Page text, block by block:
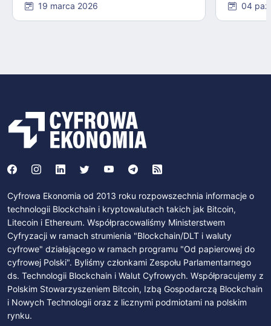
19 marca 2026 04
Cyfrowa Ekonomia od 2013 roku rozpowszechnia informacje o
technologii Blockchain i kryptowalutach takich jak Bitcoin,
Litecoin i Ethereum. Współpracowaliśmy Ministerstwem
Cyfryzacji w ramach strumienia "Blockchain/DLT i waluty
cyfrowe" działającego w ramach programu "Od papierowej do
cyfrowej Polski". Byliśmy członkami Zespołu Parlamentarnego
ds. Technologii Blockchain i Walut Cyfrowych. Współpracujemy z
Polskim Stowarzyszeniem Bitcoin, Izbą Gospodarczą Blockchain
i Nowych Technologii oraz z licznymi podmiotami na polskim
rynku.